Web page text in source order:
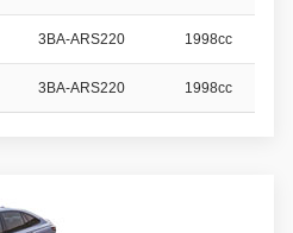
3BA-ARS220 1998cc
3BA-ARS220 1998cc